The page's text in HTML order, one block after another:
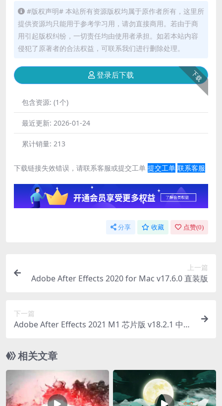
#版权声明# 本站所有资源版权均属于原作者所有，这里所
提供资源均只能用于参考学习用，请勿直接商用。若由于商
用引起版权纠纷，一切责任均由使用者承担。如若本站内容
侵犯了原著者的合法权益，可联系我们进行删除处理。
下载
登录后下载
包含资源: (1个)
最近更新: 2026-01-24
累计销量: 213
下载链接失效错误，请联系客服或提交工单 提交工单 联系客服
分享 收藏 点赞(0)
上一篇
Adobe After Effects 2020 for Mac v17.6.0 直装版
下一篇
Adobe After Effects 2021 M1 芯片版 v18.2.1 中文
相关文章